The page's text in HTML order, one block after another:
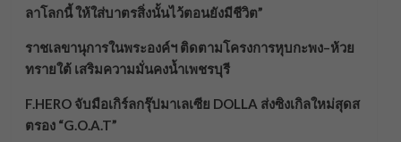
ลาโลกนี้ ให้ใส่บาตรสิ่งนั้นไว้ตอนยังมีชีวิต”
ราชเลขานุการในพระองค์ฯ ติดตามโครงการหุบกะพง–ห้วย
ทรายใต้ เสริมความมั่นคงน้ำเพชรบุรี
F.HERO จับมือเกิร์ลกรุ๊ปมาเลเซีย DOLLA ส่งซิงเกิลใหม่สุดส
ตรอง “G.O.A.T”